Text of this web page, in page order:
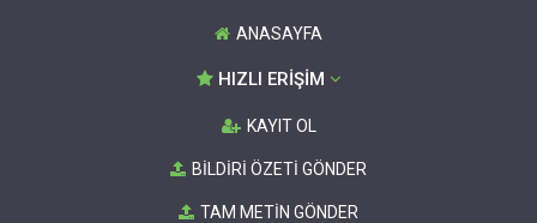
ANASAYFA
HIZLI ERİŞİM
KAYIT OL
BİLDİRİ ÖZETİ GÖNDER
TAM METİN GÖNDER